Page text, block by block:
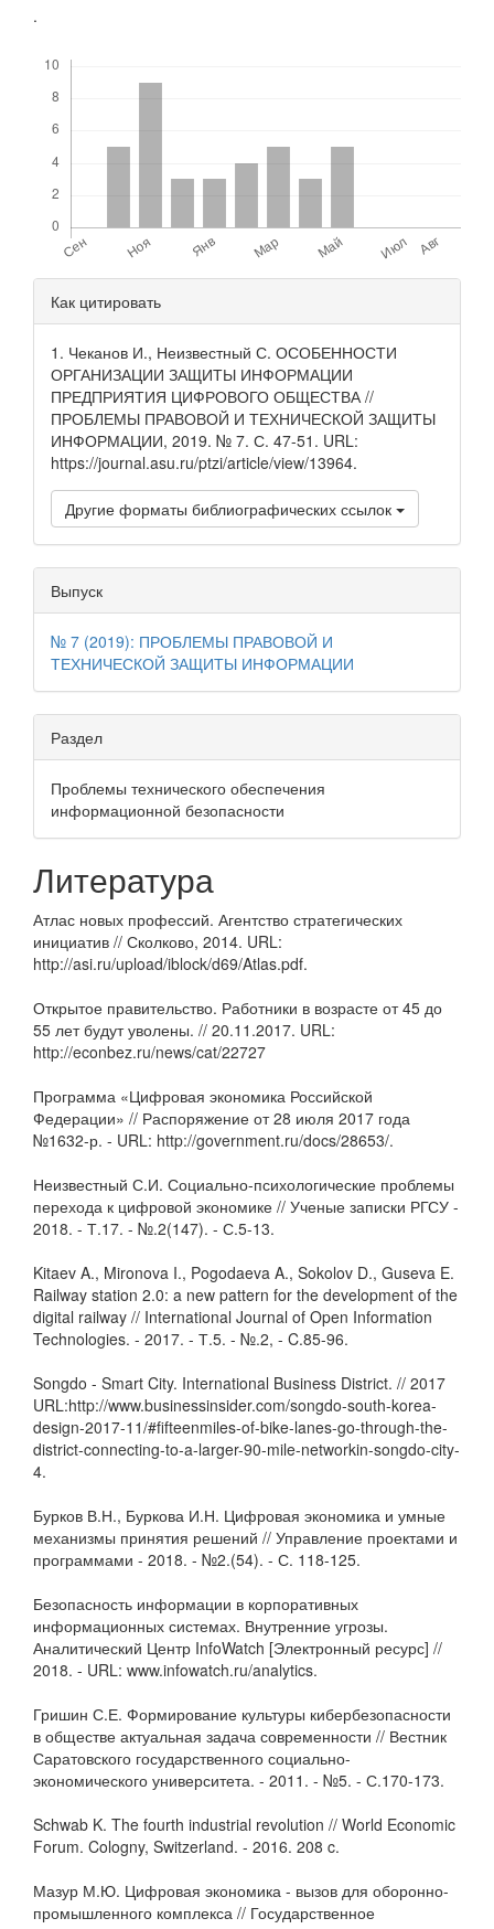
.
Детали
статьи
Как цитировать
1. Чеканов И., Неизвестный С. ОСОБЕННОСТИ
ОРГАНИЗАЦИИ ЗАЩИТЫ ИНФОРМАЦИИ
ПРЕДПРИЯТИЯ ЦИФРОВОГО ОБЩЕСТВА //
ПРОБЛЕМЫ ПРАВОВОЙ И ТЕХНИЧЕСКОЙ ЗАЩИТЫ
ИНФОРМАЦИИ, 2019. № 7. С. 47-51. URL:
https://journal.asu.ru/ptzi/article/view/13964.
Другие форматы библиографических ссылок
Выпуск
№ 7 (2019): ПРОБЛЕМЫ ПРАВОВОЙ И
ТЕХНИЧЕСКОЙ ЗАЩИТЫ ИНФОРМАЦИИ
Раздел
Проблемы технического обеспечения
информационной безопасности
Литература
Атлас новых профессий. Агентство стратегических
инициатив // Сколково, 2014. URL:
http://asi.ru/upload/iblock/d69/Atlas.pdf.
Открытое правительство. Работники в возрасте от 45 до
55 лет будут уволены. // 20.11.2017. URL:
http://econbez.ru/news/cat/22727
Программа «Цифровая экономика Российской
Федерации» // Распоряжение от 28 июля 2017 года
№1632-р. - URL: http://government.ru/docs/28653/.
Неизвестный С.И. Социально-психологические проблемы
перехода к цифровой экономике // Ученые записки РГСУ -
2018. - Т.17. - №.2(147). - С.5-13.
Kitaev A., Mironova I., Pogodaeva A., Sokolov D., Guseva E.
Railway station 2.0: a new pattern for the development of the
digital railway // International Journal of Open Information
Technologies. - 2017. - Т.5. - №.2, - C.85-96.
Songdo - Smart City. International Business District. // 2017
URL:http://www.businessinsider.com/songdo-south-korea-
design-2017-11/#fifteenmiles-of-bike-lanes-go-through-the-
district-connecting-to-a-larger-90-mile-networkin-songdo-city-
4.
Бурков В.Н., Буркова И.Н. Цифровая экономика и умные
механизмы принятия решений // Управление проектами и
программами - 2018. - №2.(54). - С. 118­-125.
Безопасность информации в корпоративных
информационных системах. Внутренние угрозы.
Аналитический Центр InfoWatch [Электронный ресурс] //
2018. - URL: www.infowatch.ru/analytics.
Гришин С.Е. Формирование культуры кибербезопасности
в обществе актуальная задача современности // Вестник
Саратовского государственного социально-
экономического университета. - 2011. - №5. - С.170-173.
Schwab K. The fourth industrial revolution // World Economic
Forum. Cologny, Switzerland. - 2016. 208 c.
Мазур М.Ю. Цифровая экономика - вызов для оборонно-
промышленного комплекса // Государственное